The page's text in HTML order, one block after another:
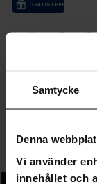
Samtycke
Denna
Vi använder
innehållet och
GRA­TIS LE­VE­RANS
Nordcore Beer
Beer pong